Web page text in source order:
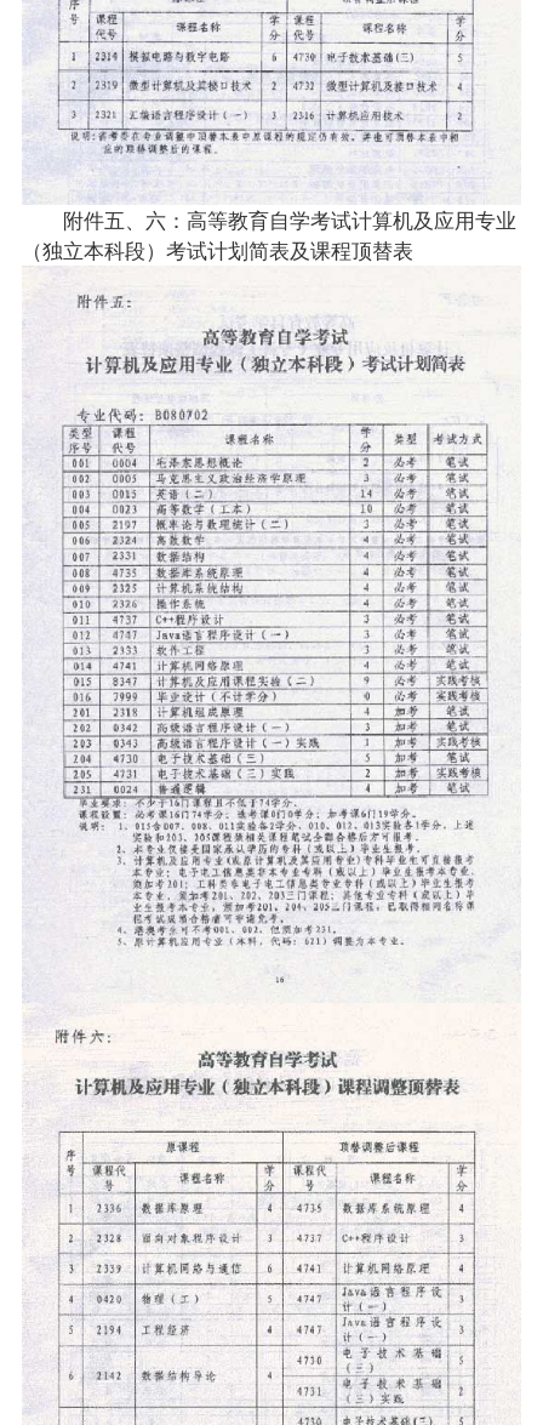
附件五、六：高等教育自学考试计算机及应用专业
（独立本科段）考试计划简表及课程顶替表